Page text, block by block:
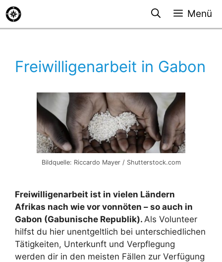
Zum
Inhalt
springen
Menü
Freiwilligenarbeit in Gabon
Bildquelle: Riccardo Mayer / Shutterstock.com
Freiwilligenarbeit ist in vielen Ländern
Afrikas nach wie vor vonnöten – so auch in
Gabon (Gabunische Republik). Als Volunteer
hilfst du hier unentgeltlich bei unterschiedlichen
Tätigkeiten, Unterkunft und Verpflegung
werden dir in den meisten Fällen zur Verfügung